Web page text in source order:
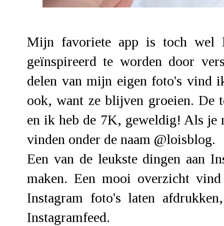
Mijn favoriete app is toch wel
geïnspireerd te worden door
delen van mijn eigen foto's vind
ook, want ze blijven groeien. De
en ik heb de 7K, geweldig! Als je
vinden onder de naam @loisblog.
Een van de leukste dingen aan
maken. Een mooi overzicht
Instagram foto's laten
Instagramfeed.